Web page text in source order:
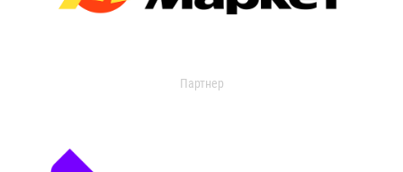
Партнер